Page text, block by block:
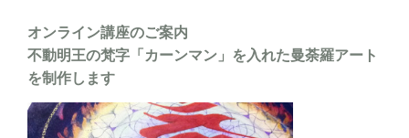
オンライン講座のご案内
不動明王の梵字「カーンマン」を入れた曼荼羅アート
を制作します